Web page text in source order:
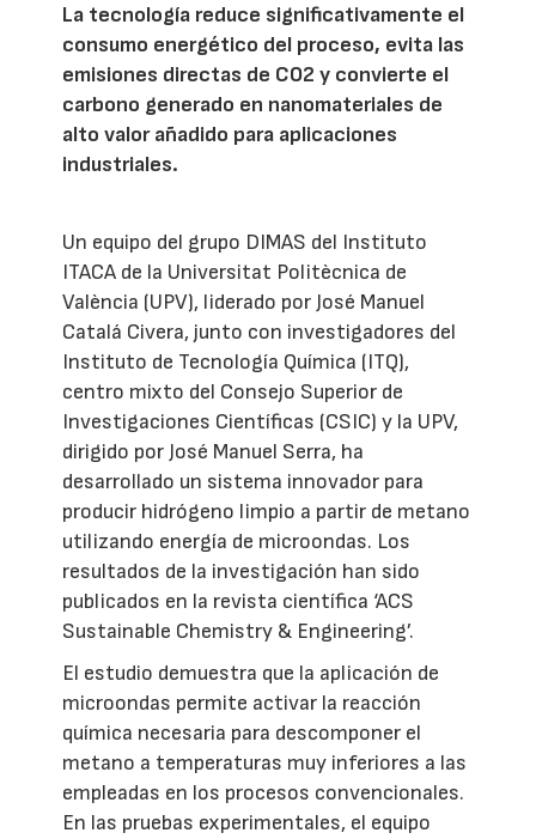
La tecnología reduce significativamente el
consumo energético del proceso, evita las
emisiones directas de CO2 y convierte el
carbono generado en nanomateriales de
alto valor añadido para aplicaciones
industriales.
Un equipo del grupo DIMAS del Instituto
ITACA de la Universitat Politècnica de
València (UPV), liderado por José Manuel
Catalá Civera, junto con investigadores del
Instituto de Tecnología Química (ITQ),
centro mixto del Consejo Superior de
Investigaciones Científicas (CSIC) y la UPV,
dirigido por José Manuel Serra, ha
desarrollado un sistema innovador para
producir hidrógeno limpio a partir de metano
utilizando energía de microondas. Los
resultados de la investigación han sido
publicados en la revista científica ‘ACS
Sustainable Chemistry & Engineering’.
El estudio demuestra que la aplicación de
microondas permite activar la reacción
química necesaria para descomponer el
metano a temperaturas muy inferiores a las
empleadas en los procesos convencionales.
En las pruebas experimentales, el equipo